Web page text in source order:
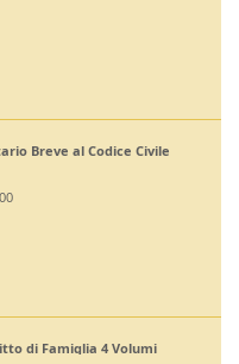
Breve al Codice Civile
di Famiglia 4 Volumi